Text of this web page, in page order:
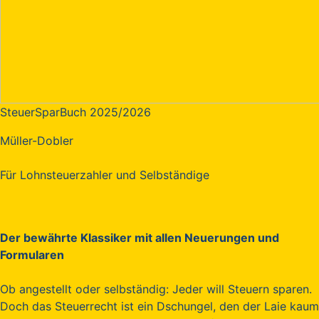
SteuerSparBuch 2025/2026
Müller-Dobler
Für Lohnsteuerzahler und Selbständige
Der bewährte Klassiker mit allen Neuerungen und
Formularen
Ob angestellt oder selbständig: Jeder will Steuern sparen.
Doch das Steuerrecht ist ein Dschungel, den der Laie kaum